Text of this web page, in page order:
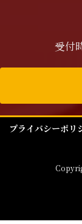
受付
プライバシーポリ